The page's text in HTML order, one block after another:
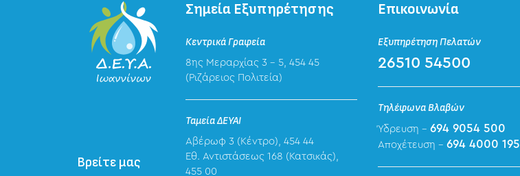
Βρείτε μας
Σημεία Εξυπηρέτησης
Κεντρικά Γραφεία
8ης Μεραρχίας 3 – 5, 454 45
(Ριζάρειος Πολιτεία)
Ταμεία ΔΕΥΑΙ
Αβέρωφ 3 (Κέντρο), 454 44
Eθ. Αντιστάσεως 168 (Κατσικάς),
455 00
Επικοινωνία
Εξυπηρέτηση Πελατών
26510 54500
Τηλέφωνα Βλαβών
Ύδρευση -694 9054 500
Αποχέτευση -694 4000 195